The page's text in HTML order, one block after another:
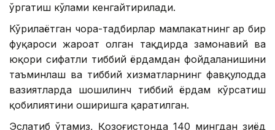
ўргатиш кўлами кенгайтирилади.
Кўрилаётган чора-тадбирлар мамлакатнинг ҳар бир
фуқароси жароҳат олган тақдирда замонавий ва
юқори сифатли тиббий ёрдамдан фойдаланишини
таъминлаш ва тиббий хизматларнинг фавқулодда
вазиятларда шошилинч тиббий ёрдам кўрсатиш
қобилиятини оширишга қаратилган.
Эслатиб ўтамиз, Қозоғистонда 140 мингдан зиёд